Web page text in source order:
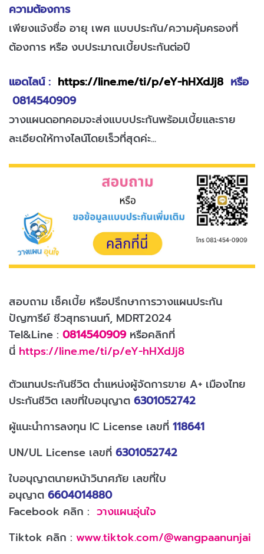
ความต้องการ
เพียงแจ้งชื่อ อายุ เพศ แบบประกัน/ความคุ้มครองที่
ต้องการ หรือ งบประมาณเบี้ยประกันต่อปี
แอดไลน์ : https://line.me/ti/p/eY-hHXdJj8 หรือ
0814540909
วางแผนดอทคอมจะส่งแบบประกันพร้อมเบี้ยและราย
ละเอียดให้ทางไลน์โดยเร็วที่สุดค่ะ...
สอบถาม เช็คเบี้ย หรือปรึกษาการวางแผนประกัน
ปัญฑารีย์ ชีวสุทธานนท์, MDRT2024
Tel&Line : 0814540909 หรือคลิกที่
นี่ https://line.me/ti/p/eY-hHXdJj8
ตัวแทนประกันชีวิต ตำแหน่งผู้จัดการขาย A+ เมืองไทย
ประกันชีวิต เลขที่ใบอนุญาต 6301052742
ผู้แนะนำการลงทุน IC License เลขที่ 118641
UN/UL License เลขที่ 6301052742
ใบอนุญาตนายหน้าวินาศภัย เลขที่ใบ
อนุญาต 6604014880
Facebook คลิก : วางแผนอุ่นใจ
Tiktok คลิก : www.tiktok.com/@wangpaanunjai